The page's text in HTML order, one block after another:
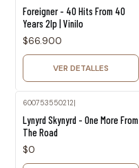
Foreigner - 40 Hits From 40
Years 2lp | Vinilo
$66.900
VER DETALLES
600753550212|
Lynyrd Skynyrd - One More From
The Road
$0